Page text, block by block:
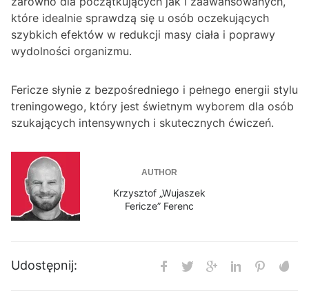
które idealnie sprawdzą się u osób oczekujących
szybkich efektów w redukcji masy ciała i poprawy
wydolności organizmu.
Fericze słynie z bezpośredniego i pełnego energii stylu
treningowego, który jest świetnym wyborem dla osób
szukających intensywnych i skutecznych ćwiczeń.
Krzysztof „Wujaszek
Fericze” Ferenc
AUTHOR
Udostępnij: